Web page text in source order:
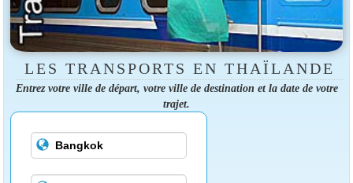
LES TRANSPORTS EN THAÏLANDE
Entrez votre ville de départ, votre ville de destination et la date de votre
trajet.